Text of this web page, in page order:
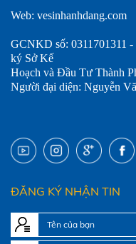
Web:
GCNKD số: 0311701311
ký Sở Kế
Hoạch và Đầu Tư Thành
Người đại diện: Nguyễn
ĐĂNG KÝ NHẬN TIN